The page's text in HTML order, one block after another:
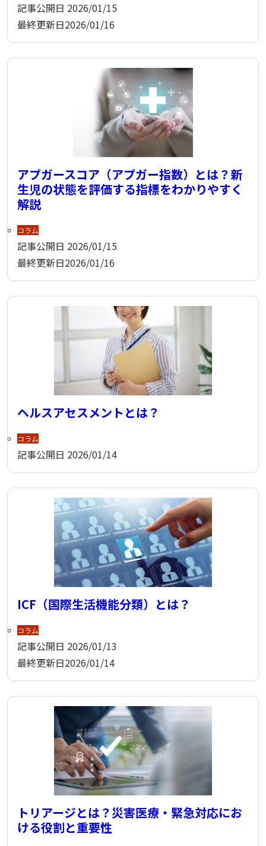
記事公開日 2026/01/15
最終更新日2026/01/16
アプガースコア（アプガー指数）とは？新
生児の状態を評価する指標をわかりやすく
解説
コラム
記事公開日 2026/01/15
最終更新日2026/01/16
ヘルスアセスメントとは？
コラム
記事公開日 2026/01/14
ICF（国際生活機能分類）とは？
コラム
記事公開日 2026/01/13
最終更新日2026/01/14
トリアージとは？災害医療・緊急対応にお
ける役割と重要性